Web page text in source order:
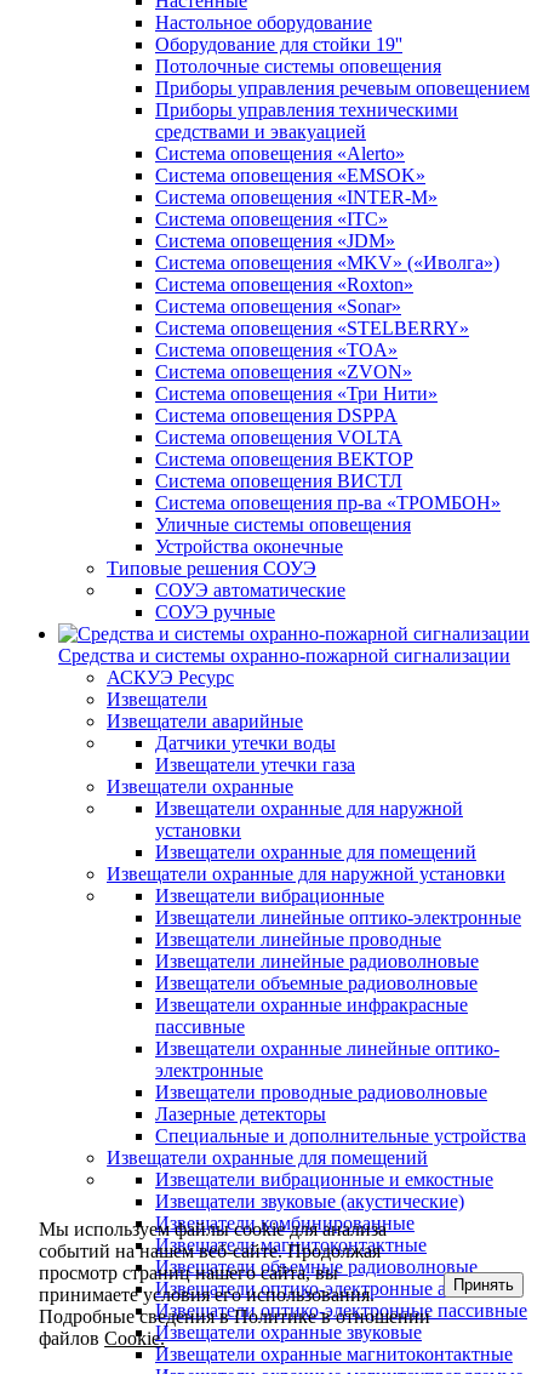
Настольное оборудование
Оборудование для стойки 19''
Потолочные системы оповещения
Приборы управления речевым оповещением
Приборы управления техническими
средствами и эвакуацией
Система оповещения «Alerto»
Система оповещения «EMSOK»
Система оповещения «INTER-M»
Система оповещения «ITC»
Система оповещения «JDM»
Система оповещения «MKV» («Иволга»)
Система оповещения «Roxton»
Система оповещения «Sonar»
Система оповещения «STELBERRY»
Система оповещения «TOA»
Система оповещения «ZVON»
Система оповещения «Три Нити»
Система оповещения DSPPA
Система оповещения VOLTA
Система оповещения ВЕКТОР
Система оповещения ВИСТЛ
Система оповещения пр-ва «ТРОМБОН»
Уличные системы оповещения
Устройства оконечные
Типовые решения СОУЭ
СОУЭ автоматические
СОУЭ ручные
Средства и системы охранно-пожарной сигнализации
АСКУЭ Ресурс
Извещатели
Извещатели аварийные
Датчики утечки воды
Извещатели утечки газа
Извещатели охранные
Извещатели охранные для наружной
установки
Извещатели охранные для помещений
Извещатели охранные для наружной установки
Извещатели вибрационные
Извещатели линейные оптико-электронные
Извещатели линейные проводные
Извещатели линейные радиоволновые
Извещатели объемные радиоволновые
Извещатели охранные инфракрасные
пассивные
Извещатели охранные линейные оптико-
электронные
Извещатели проводные радиоволновые
Лазерные детекторы
Специальные и дополнительные устройства
Извещатели охранные для помещений
Извещатели вибрационные и емкостные
Извещатели звуковые (акустические)
Извещатели комбинированные
Извещатели магнитоконтактные
Извещатели объемные радиоволновые
Извещатели оптико-электронные активные
Извещатели оптико-электронные пассивные
Извещатели охранные звуковые
Извещатели охранные магнитоконтактные
Мы используем файлы cookie для анализа
событий на нашем веб-сайте. Продолжая
просмотр страниц нашего сайта, вы
принимаете условия его использования.
Подробные сведения в Политике в отношении
файловCookie.
Принять